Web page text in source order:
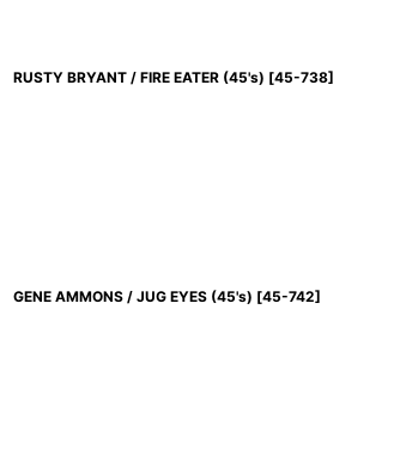
RUSTY BRYANT / FIRE EATER (45's) [45-738]
GENE AMMONS / JUG EYES (45's) [45-742]